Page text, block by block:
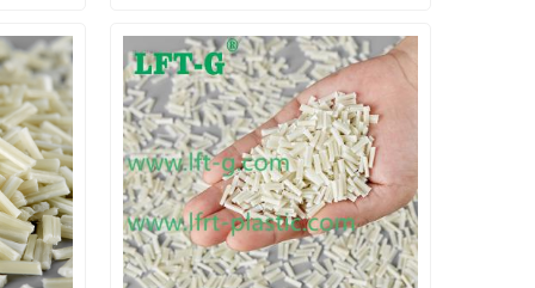
Füllen
eine
zu
für
Doppelschneckenextrusionsmechanismus
hergestellt und die mechanischen
Eigenschaften und das nicht-
isotherme Kristallisationsverhalten
von HDPE/LGF-Verbundwerkstoffen
untersucht. Die Ergebnisse zeigen,
dass die Schlagzähigkeit des
Verbundwerkstoffs durch MAH-g-
POE verbessert werden kann und
die Grenzflächenbindung zwischen